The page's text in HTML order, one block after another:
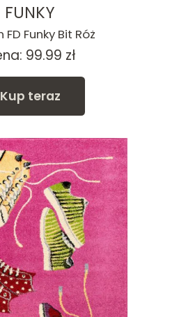
FUNKY
FD Funky Bit Róż
99.99 zł
Kup teraz